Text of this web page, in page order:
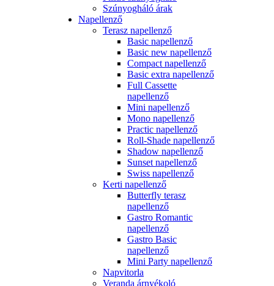
Szúnyogháló árak
Napellenző
Terasz napellenző
Basic napellenző
Basic new napellenző
Compact napellenző
Basic extra napellenző
Full Cassette
napellenző
Mini napellenző
Mono napellenző
Practic napellenző
Roll-Shade napellenző
Shadow napellenző
Sunset napellenző
Swiss napellenző
Kerti napellenző
Butterfly terasz
napellenző
Gastro Romantic
napellenző
Gastro Basic
napellenző
Mini Party napellenző
Napvitorla
Veranda árnyékoló